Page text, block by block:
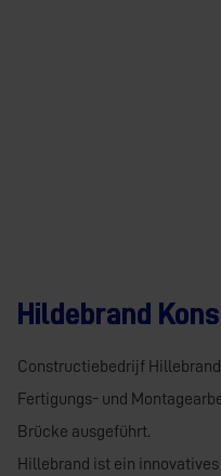
Hildebrand
Constructiebedrijf
Fertigungs- und
Brücke ausgeführt.
Hillebrand ist ein